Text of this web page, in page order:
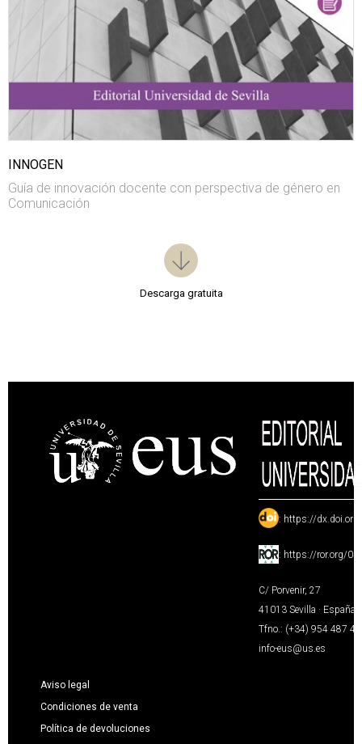
INNOGEN
Guía de innovación docente con perspectiva de género en
Comunicación
Descarga gratuita
: https://
: https://ror.org/
C/ Porvenir, 27
41013 Sevilla · España
Tfno.: (+34) 954 487
info-eus@us.es
Aviso legal
Condiciones de venta
Política de devoluciones